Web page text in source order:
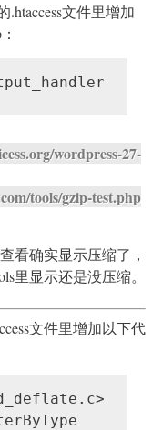
.htaccess文件里增加
wordpress-27-
tools/gzip-test.php
看确实显示压缩了，
里显示还是没压缩。
文件里增加以下代